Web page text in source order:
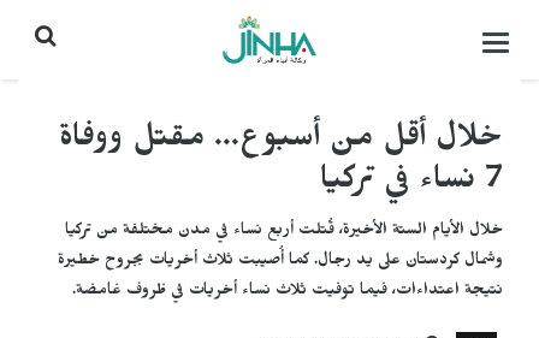
التحكم
خلال أقل من أسبوع... مقتل ووفاة
7 نساء في تركيا
خلال الأيام الستة الأخيرة، قُتلت أربع نساء في مدن مختلفة من تركيا
وشمال كردستان على يد رجال. كما أُصيبت ثلاث أخريات بجروح خطيرة
نتيجة اعتداءات، فيما توفيت ثلاث نساء أخريات في ظروف غامضة.